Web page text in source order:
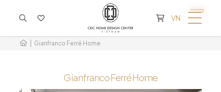
KHÔNG CÓ SẢN PHẨM TRONG GIỎ HÀNG
VN
Gianfranco Ferré Home
Gianfranco Ferré Home